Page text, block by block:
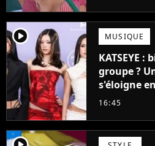
player2 MUSIQUE
KATSEYE
groupe ?
s'éloigne
cette
16:45